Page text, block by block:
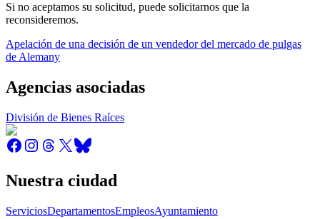
Si no aceptamos su solicitud, puede solicitarnos que la
reconsideremos.
Apelación de una decisión de un vendedor del mercado de pulgas
de Alemany
Agencias asociadas
División de Bienes Raíces
Nuestra ciudad
ServiciosDepartamentosEmpleosAyuntamiento